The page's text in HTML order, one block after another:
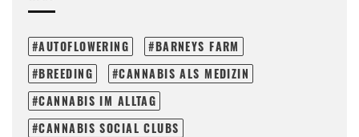
AUTOFLOWERING
BARNEYS FARM
BREEDING
CANNABIS ALS MEDIZIN
CANNABIS IM ALLTAG
CANNABIS SOCIAL CLUBS